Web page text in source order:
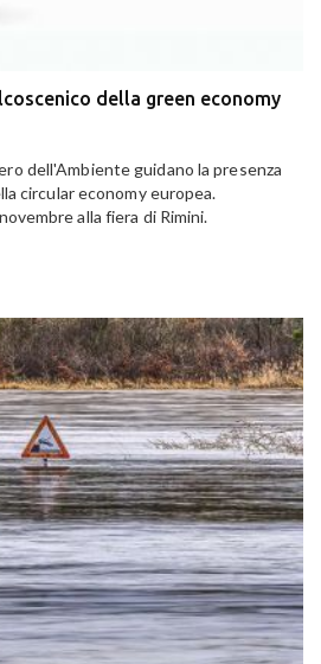
della green economy
dell'Ambiente guidano la presenza
circular economy europea.
alla fiera di Rimini.